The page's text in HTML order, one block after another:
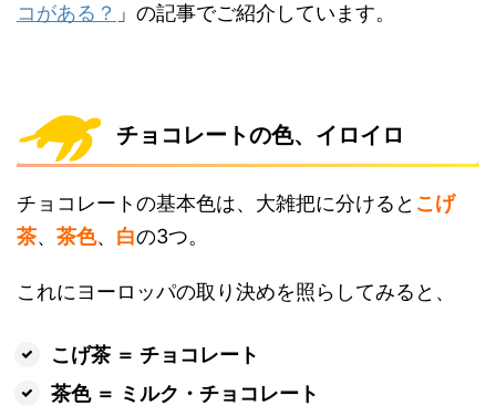
コがある？ 」の記事でご紹介しています。
チョコレートの色、イロイロ
チョコレートの基本色は、大雑把に分けると こげ
茶、 茶色、 白の3つ。
これにヨーロッパの取り決めを照らしてみると、
こげ茶 ＝ チョコレート
茶色 ＝ ミルク・チョコレート